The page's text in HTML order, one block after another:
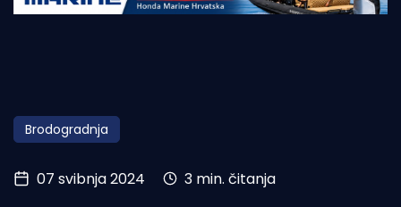
Obala
Otoci
Turizam i nautika
Brodogradnja
07 svibnja 2024 3 min. čitanja